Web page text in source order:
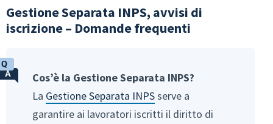
Gestione Separata INPS, avvisi di
iscrizione – Domande frequenti
Cos’è la Gestione Separata INPS?
La Gestione Separata INPSserve a
garantire ai lavoratori iscritti il diritto di